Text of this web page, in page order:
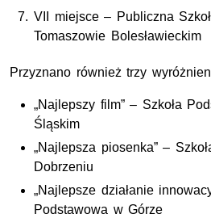
VII miejsce – Publiczna
Tomaszowie Bolesławieckim
Przyznano również trzy
„Najlepszy film” – Szkoła
Śląskim
„Najlepsza piosenka” –
Dobrzeniu
„Najlepsze działanie
Podstawowa w Górze